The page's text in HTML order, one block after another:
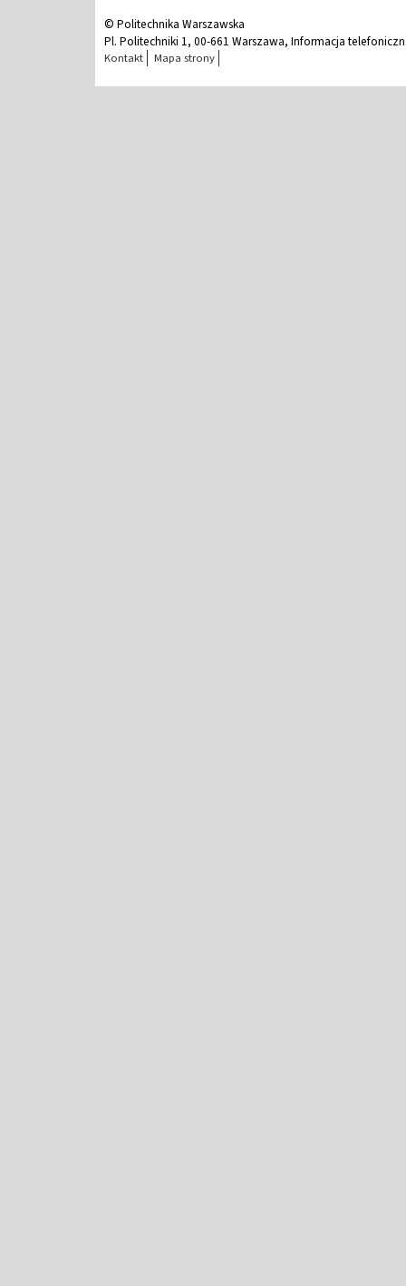
© Politechnika Warszawska
Pl. Politechniki 1, 00-661 Warszawa, Informacja
Kontakt Mapa strony